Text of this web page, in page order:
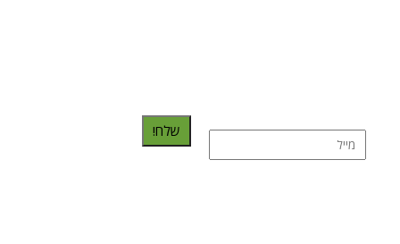
שלח!